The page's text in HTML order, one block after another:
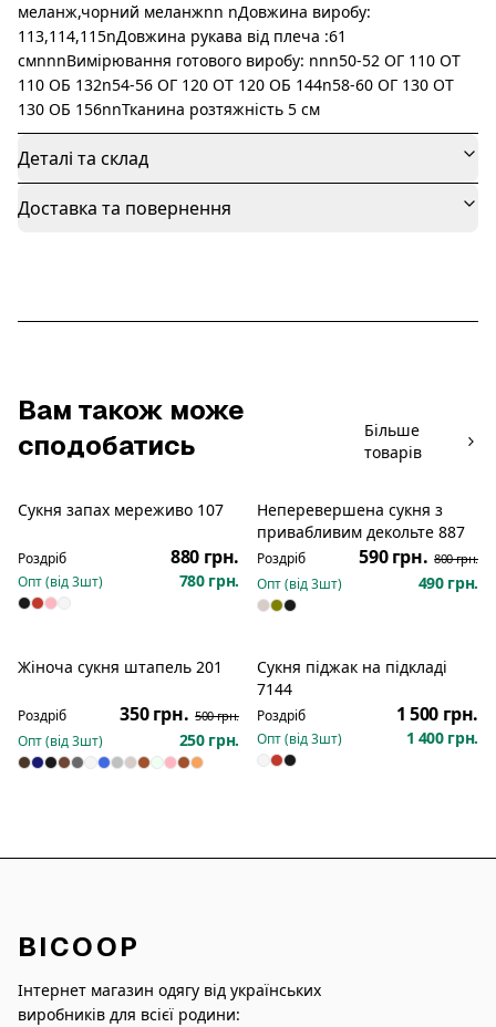
меланж,чорний меланжnn nДовжина виробу:
113,114,115nДовжина рукава від плеча :61
смnnnВимірювання готового виробу: nnn50-52 ОГ 110 ОТ
110 ОБ 132n54-56 ОГ 120 ОТ 120 ОБ 144n58-60 ОГ 130 ОТ
130 ОБ 156nnТканина розтяжність 5 см
Деталі та склад
Доставка та повернення
Вам також може
сподобатись
Більше
товарів
Сукня запах мереживо 107
Роздріб 880 грн.
Опт (від3шт) 780 грн.
Розпродаж
Неперевершена сукня з
привабливим декольте 887
Роздріб 590 грн. 800 грн.
Опт (від3шт) 490 грн.
Жіноча сукня штапель 201
Роздріб 350 грн. 500 грн.
Опт (від3шт) 250 грн.
Сукня піджак на підкладі
7144
Роздріб 1 500 грн.
Опт (від3шт) 1 400 грн.
BICOOP
Інтернет магазин одягу від українських
виробників для всієї родини: